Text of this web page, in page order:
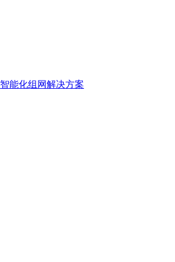
智能化组网解决方案